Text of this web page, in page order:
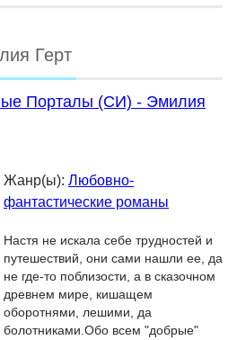
Герт
Порталы (СИ) - Эмилия
Жанр(ы): Любовно-
фантастические романы
Настя не искала себе трудностей и
путешествий, они сами нашли ее, да
не где-то поблизости, а в сказочном
древнем мире, кишащем
оборотнями, лешими, да
болотниками.Обо всем "добрые"